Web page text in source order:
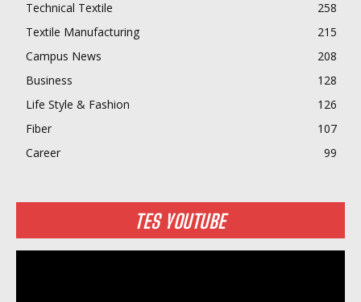
Technical Textile
258
Textile Manufacturing
215
Campus News
208
Business
128
Life Style & Fashion
126
Fiber
107
Career
99
TES YOUTUBE